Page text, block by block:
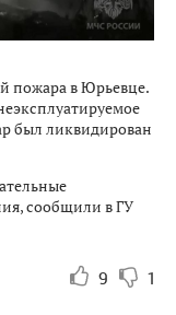
пожара в Юрьевце.
был ликвидирован
сообщили в ГУ
9 1